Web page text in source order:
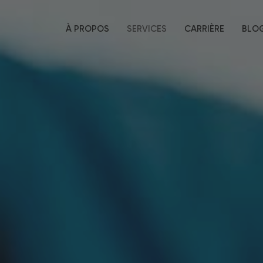
À PROPOS SERVICES CARRIÈRE